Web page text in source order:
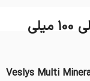
تونیک آبرسان مولتی مینرال وسلی 100 میلی
Veslys Multi